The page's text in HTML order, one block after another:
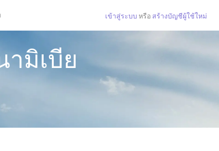
เข้าสู่ระบบ หรือ สร้างบัญชีผู้ใช้ใหม่
มิเบีย